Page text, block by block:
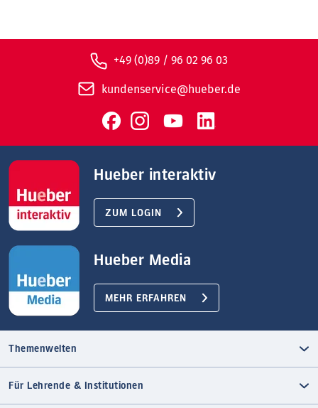
+49 (0)89 / 96 02 96 03
kundenservice@hueber.de
Hueber interaktiv
ZUM LOGIN
Hueber Media
MEHR ERFAHREN
Themenwelten
Für Lehrende & Institutionen